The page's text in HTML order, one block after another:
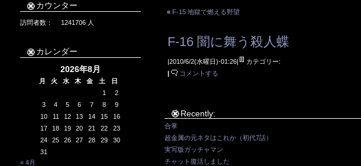
カウンター
訪問者数： 1241706人
カレンダー
2026年8月
月 火 水 木 金 土
日
1
2
3
4 5 6 7 8
9
10
11 12 13 14 15
16
17
18 19 20 21 22
23
24
25 26 27 28 29
30
31
« 4月
« F-15 地獄で燃える野望
F-16 闇に舞う殺人蝶
|2010/6/2(水曜日)-01:26|
カテゴリー:
|
コメントする
Recently:
合掌
超金属の元ネタはこれか（初代7話）
実写版ガッチャマン
チャット復活しました